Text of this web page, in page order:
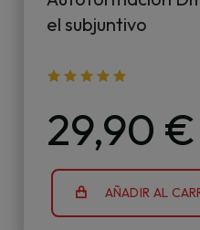
el subjuntivo
29,90 €
AÑADIR AL